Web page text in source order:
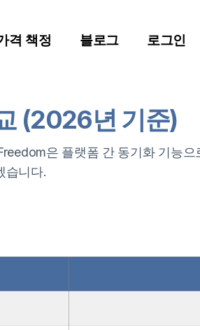
격 책정 블로그 로그인
(2026년 기준)
은 플랫폼 간 동기화 기능
습니다.